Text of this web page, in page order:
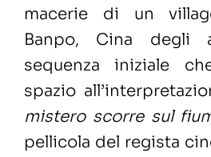
macerie di un
Banpo, Cina degli
sequenza iniziale
spazio
mistero scorre sul
pellicola del regista